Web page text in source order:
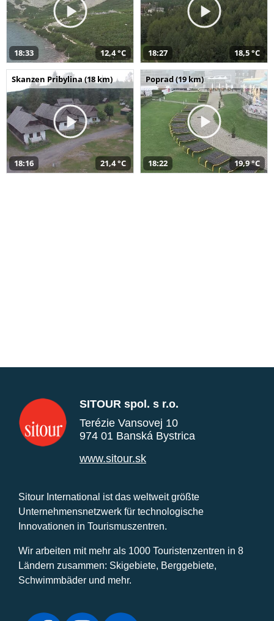
18:33 12,4 °C 18:27 18,5 °C
Skanzen Pribylina (18 km)
18:16 21,4 °C
Poprad (19 km)
18:22 19,9 °C
SITOUR spol. s r.o.
Terézie Vansovej 10
974 01 Banská Bystrica
www.sitour.sk
Sitour International ist das weltweit größte
Unternehmensnetzwerk für technologische
Innovationen in Tourismuszentren.
Wir arbeiten mit mehr als 1000 Touristenzentren in 8
Ländern zusammen: Skigebiete, Berggebiete,
Schwimmbäder und mehr.